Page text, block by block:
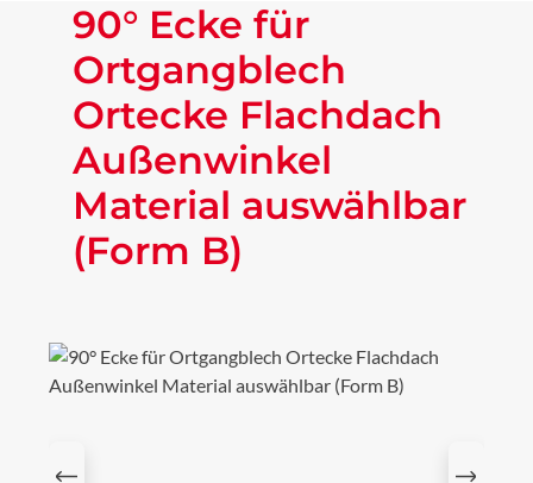
90° Ecke für
Ortgangblech
Ortecke Flachdach
Außenwinkel
Material auswählbar
(Form B)
Bildergalerie überspringen